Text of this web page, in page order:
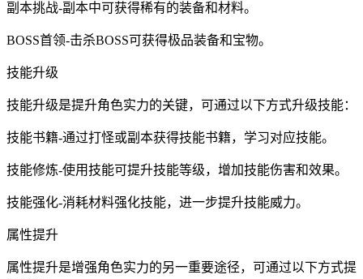
副本挑战-副本中可获得稀有的装备和材料。
BOSS首领-击杀BOSS可获得极品装备和宝物。
技能升级
技能升级是提升角色实力的关键，可通过以下方式升级技能：
技能书籍-通过打怪或副本获得技能书籍，学习对应技能。
技能修炼-使用技能可提升技能等级，增加技能伤害和效果。
技能强化-消耗材料强化技能，进一步提升技能威力。
属性提升
属性提升是增强角色实力的另一重要途径，可通过以下方式提